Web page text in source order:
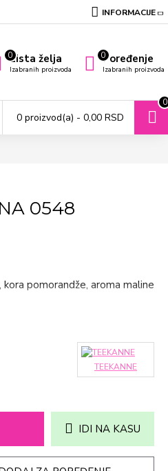
INFORMACIJE
Lista želja
Izabranih proizvoda
0 Poređenje
Izabranih proizvoda
0
0 proizvod(a) - 0,00 RSD
0
0548
kora pomorandže, aroma maline
TEEKANNE
IDI NA KASU